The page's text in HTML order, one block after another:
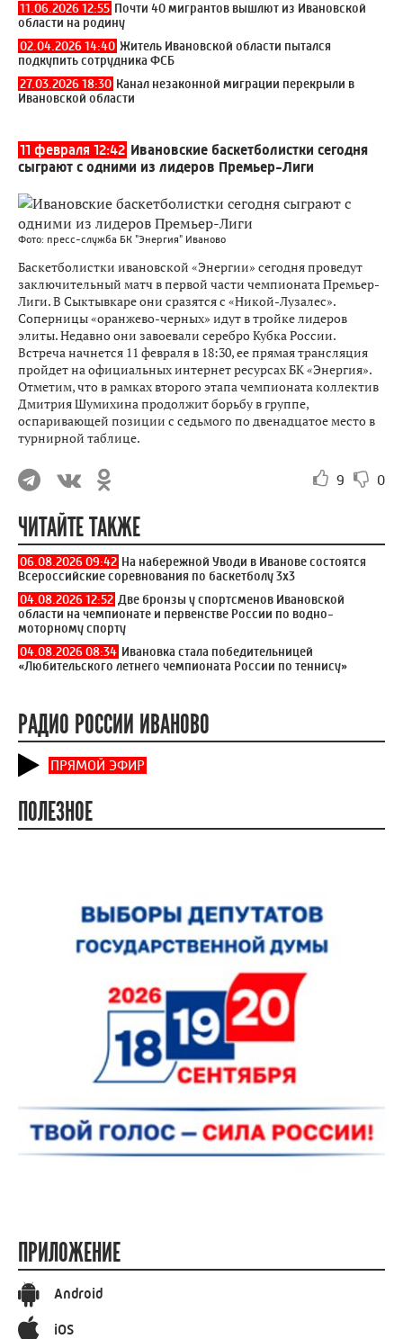
11.06.2026 12:55 Почти 40 мигрантов вышлют из Ивановской
области на родину
02.04.2026 14:40 Житель Ивановской области пытался
подкупить сотрудника ФСБ
27.03.2026 18:30 Канал незаконной миграции перекрыли в
Ивановской области
11 февраля 12:42 Ивановские баскетболистки сегодня
сыграют с одними из лидеров Премьер-Лиги
Фото: пресс-служба БК "Энергия" Иваново
Баскетболистки ивановской «Энергии» сегодня проведут
заключительный матч в первой части чемпионата Премьер-
Лиги. В Сыктывкаре они сразятся с «Никой-Лузалес».
Соперницы «оранжево-черных» идут в тройке лидеров
элиты. Недавно они завоевали серебро Кубка России.
Встреча начнется 11 февраля в 18:30, ее прямая трансляция
пройдет на официальных интернет ресурсах БК «Энергия».
Отметим, что в рамках второго этапа чемпионата коллектив
Дмитрия Шумихина продолжит борьбу в группе,
оспаривающей позиции с седьмого по двенадцатое место в
турнирной таблице.
9 0
ЧИТАЙТЕ ТАКЖЕ
06.08.2026 09:42 На набережной Уводи в Иванове состоятся
Всероссийские соревнования по баскетболу 3x3
04.08.2026 12:52 Две бронзы у спортсменов Ивановской
области на чемпионате и первенстве России по водно-
моторному спорту
04.08.2026 08:34 Ивановка стала победительницей
«Любительского летнего чемпионата России по теннису»
РАДИО РОССИИ ИВАНОВО
ПРЯМОЙ ЭФИР
ПОЛЕЗНОЕ
ПРИЛОЖЕНИЕ
Android
iOS